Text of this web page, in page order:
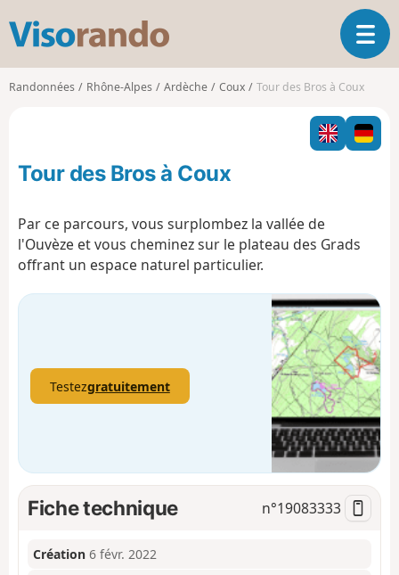
s
o
o
O
u
i
r
l
t
i
o
n
Randonnées Rhône-Alpes Ardèche Coux Tour des Bros à Coux
Tour des Bros à Coux
Par ce parcours, vous surplombez la vallée de
l'Ouvèze et vous cheminez sur le plateau des Grads
offrant un espace naturel particulier.
Testezgratuitement
Fiche technique n°19083333
Création 6 févr. 2022